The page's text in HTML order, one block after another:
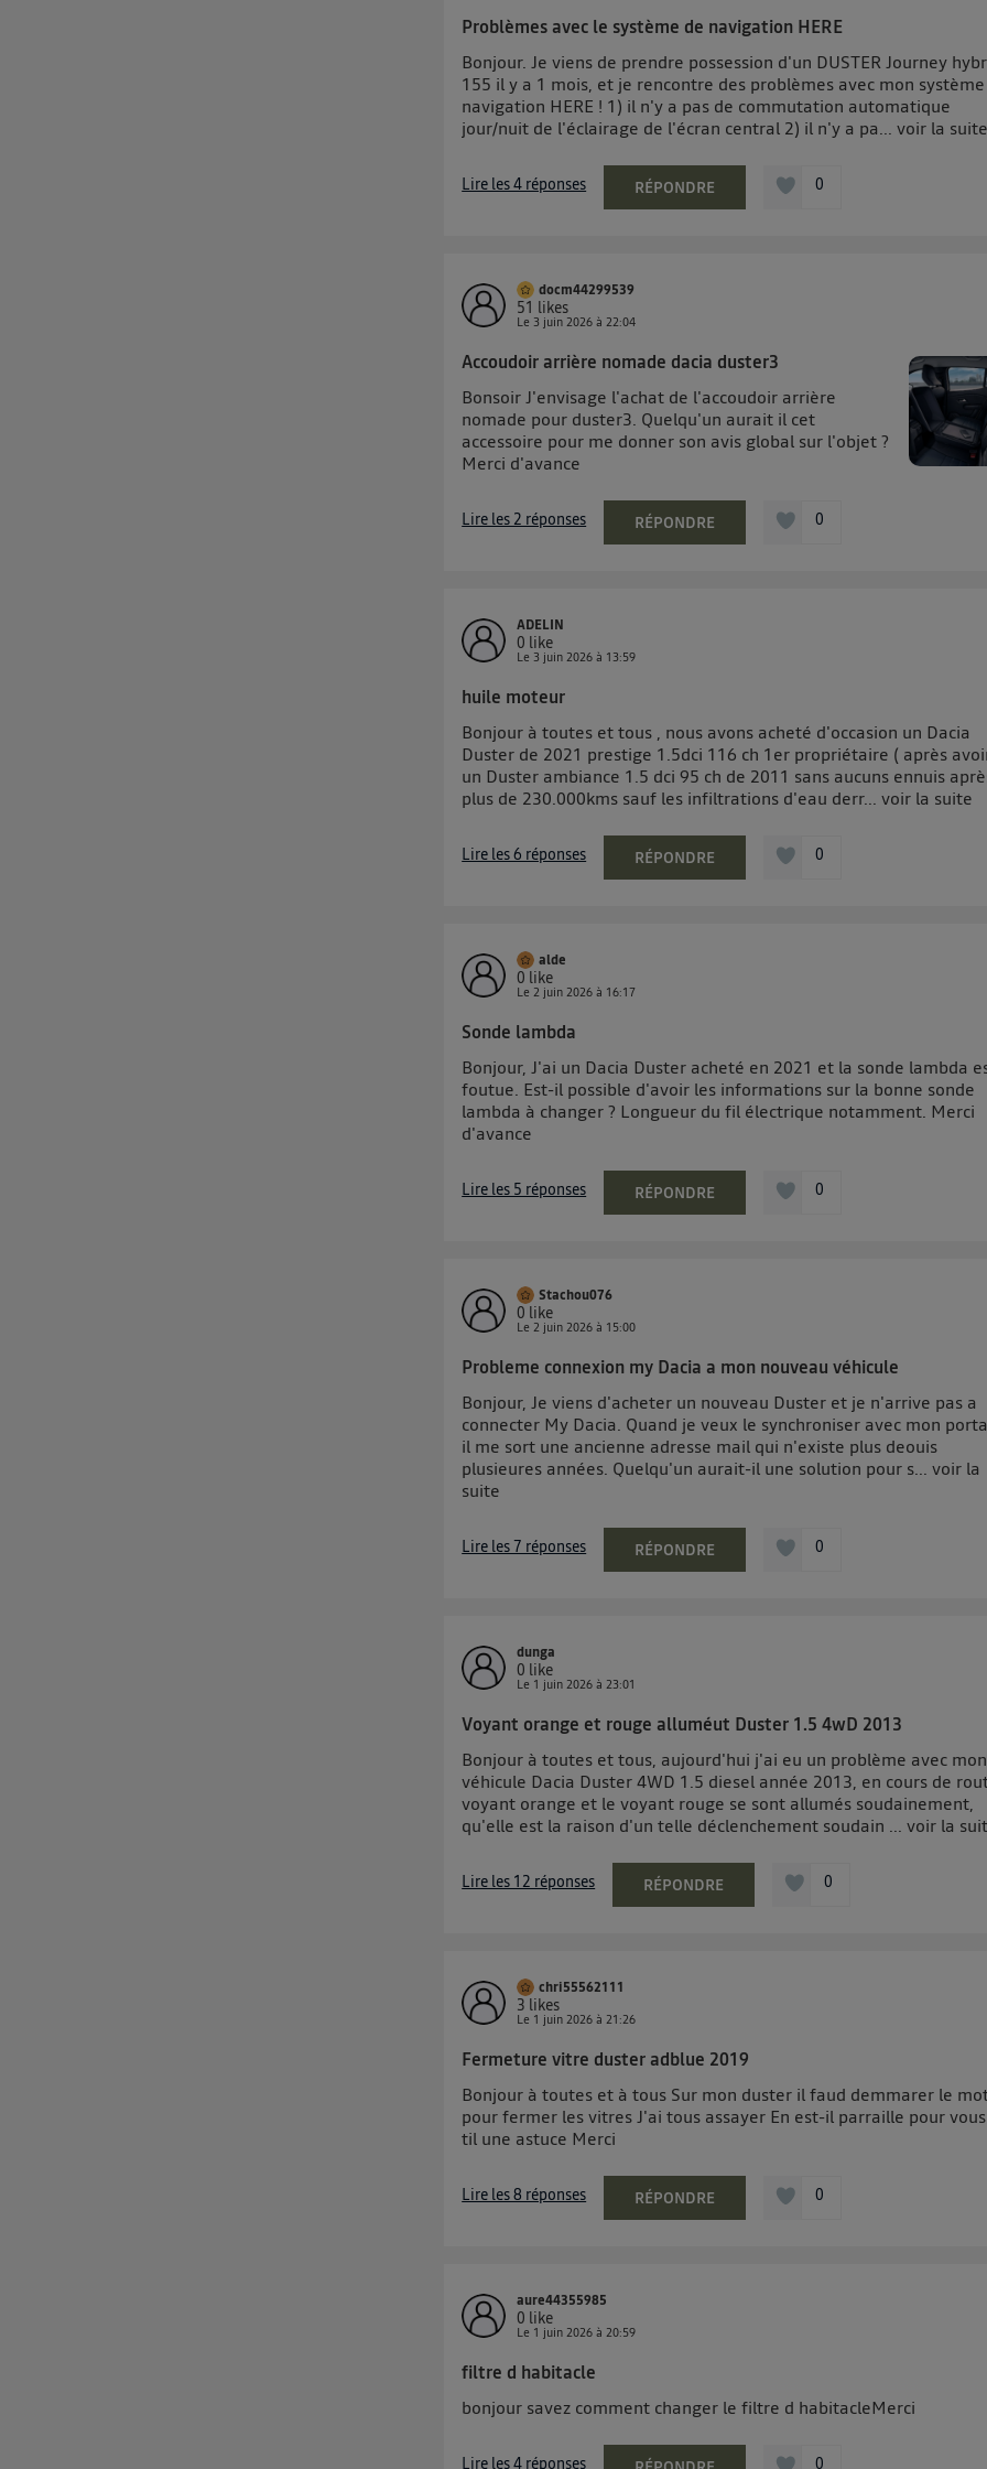
Problèmes avec le système de navigation HERE
Bonjour. Je viens de prendre possession d'un DUSTER Journey
155 il y a 1 mois, et je rencontre des problèmes avec mon
navigation HERE ! 1) il n'y a pas de commutation automatique
jour/nuit de l'éclairage de l'écran central 2) il n'y a pa...voir la suite
Lire les 4 réponses RÉPONDRE 0
docm44299539
51 likes
Le3 juin 2026 à22:04
Accoudoir arrière nomade dacia duster3
Bonsoir J'envisage l'achat de l'accoudoir arrière
nomade pour duster3. Quelqu'un aurait il cet
accessoire pour me donner son avis global sur l'objet ?
Merci d'avance
Lire les 2 réponses RÉPONDRE 0
ADELIN
0 like
Le3 juin 2026 à 13:59
huile moteur
Bonjour à toutes et tous , nous avons acheté d'occasion un Dacia
Duster de 2021 prestige 1.5dci 116 ch 1er propriétaire ( après
un Duster ambiance 1.5 dci 95 ch de 2011 sans aucuns ennuis
plus de 230.000kms sauf les infiltrations d'eau derr...voir la suite
Lire les 6 réponses RÉPONDRE 0
alde
0 like
Le2 juin 2026 à 16:17
Sonde lambda
Bonjour, J'ai un Dacia Duster acheté en 2021 et la sonde lambda
foutue. Est-il possible d'avoir les informations sur la bonne sonde
lambda à changer ? Longueur du fil électrique notamment. Merci
d'avance
Lire les 5 réponses RÉPONDRE 0
Stachou076
0 like
Le2 juin 2026 à 15:00
Probleme connexion my Dacia a mon nouveau véhicule
Bonjour, Je viens d'acheter un nouveau Duster et je n'arrive pas a
connecter My Dacia. Quand je veux le synchroniser avec mon
il me sort une ancienne adresse mail qui n'existe plus deouis
plusieures années. Quelqu'un aurait-il une solution pour s...voir la
suite
Lire les 7 réponses RÉPONDRE 0
dunga
0 like
Le 1 juin 2026 à23:01
Voyant orange et rouge alluméut Duster 1.5 4wD 2013
Bonjour à toutes et tous, aujourd'hui j'ai eu un problème avec mon
véhicule Dacia Duster 4WD 1.5 diesel année 2013, en cours de
voyant orange et le voyant rouge se sont allumés soudainement,
qu'elle est la raison d'un telle déclenchement soudain ...voir la
Lire les 12 réponses RÉPONDRE 0
chri55562111
3 likes
Le 1 juin 2026 à21:26
Fermeture vitre duster adblue 2019
Bonjour à toutes et à tous Sur mon duster il faud demmarer le
pour fermer les vitres J'ai tous assayer En est-il parraille pour
til une astuce Merci
Lire les 8 réponses RÉPONDRE 0
aure44355985
0 like
Le 1 juin 2026 à20:59
filtre d habitacle
bonjour savez comment changer le filtre d habitacleMerci
Lire les 4 réponses 0
Vous pouvez à tout moment retirer ce consentement sur
") ou via la page « gérer Utiq » en bas de ce site.
d'informations, veuillez consulterla Politique d'information sur les
personnelles d'Utiq.